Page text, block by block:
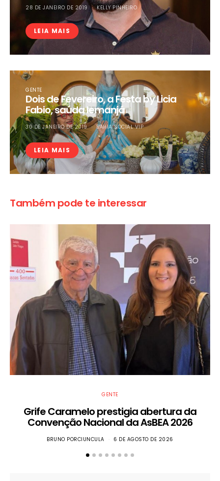
28 DE JANEIRO DE 2019 KELLY PINHEIRO
LEIA MAIS
GENTE
Dois de Fevereiro, a Festa by Licia
Fabio, saúda Iemanjá
30 DE JANEIRO DE 2019 BAHIA SOCIAL VIP
LEIA MAIS
Também pode te interessar
GENTE
Grife Caramelo prestigia abertura da
Convenção Nacional da AsBEA 2026
BRUNO PORCIUNCULA 6 DE AGOSTO DE 2026